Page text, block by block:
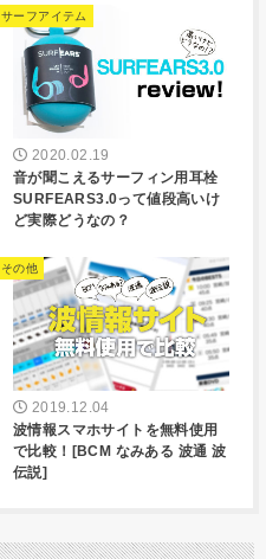
サーフアイテム
2020.02.19
音が聞こえるサーフィン用耳栓
SURFEARS3.0って値段高いけ
ど実際どうなの？
その他
2019.12.04
波情報スマホサイトを無料使用
で比較！[BCM なみある 波通 波
伝説]